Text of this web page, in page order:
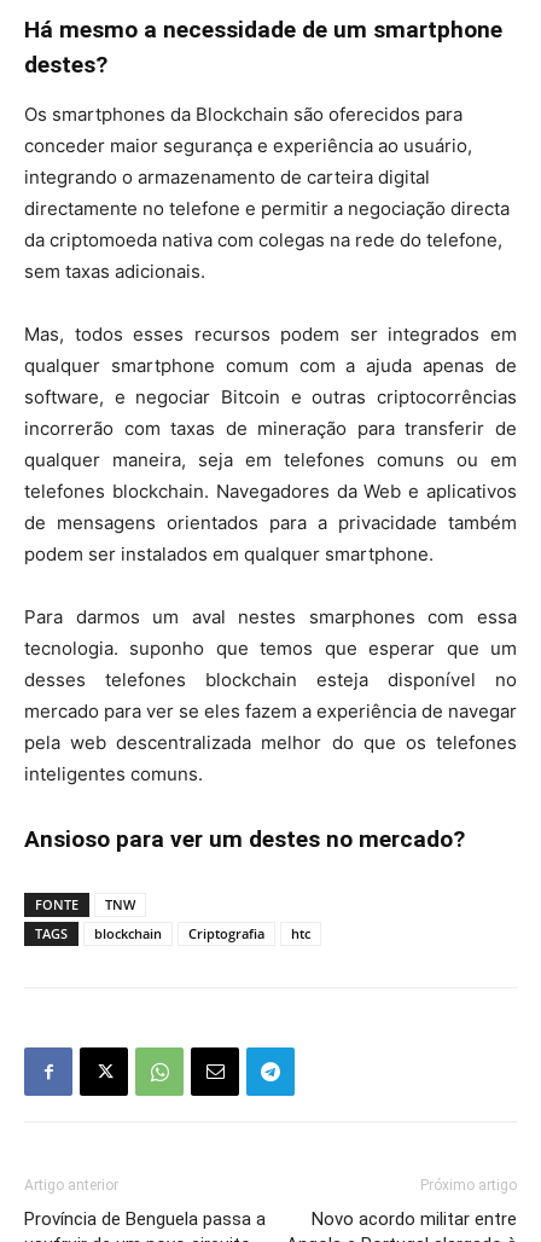
Há mesmo a necessidade de um smartphone
destes?
Os smartphones da Blockchain são oferecidos para
conceder maior segurança e experiência ao usuário,
integrando o armazenamento de carteira digital
directamente no telefone e permitir a negociação directa
da criptomoeda nativa com colegas na rede do telefone,
sem taxas adicionais.
Mas, todos esses recursos podem ser integrados em
qualquer smartphone comum com a ajuda apenas de
software, e negociar Bitcoin e outras criptocorrências
incorrerão com taxas de mineração para transferir de
qualquer maneira, seja em telefones comuns ou em
telefones blockchain. Navegadores da Web e aplicativos
de mensagens orientados para a privacidade também
podem ser instalados em qualquer smartphone.
Para darmos um aval nestes smarphones com essa
tecnologia. suponho que temos que esperar que um
desses telefones blockchain esteja disponível no
mercado para ver se eles fazem a experiência de navegar
pela web descentralizada melhor do que os telefones
inteligentes comuns.
Ansioso para ver um destes no mercado?
FONTE
TNW
TAGS
blockchain Criptografia htc
Artigo anterior
Província de Benguela passa a
Próximo artigo
Novo acordo militar entre